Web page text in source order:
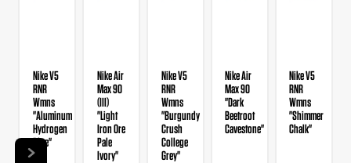
Nike V5
RNR
Wmns
"Aluminum
Hydrogen
Blue"
Nike Air
Max 90
(III)
"Light
Iron Ore
Pale
Ivory"
Nike V5
RNR
Wmns
"Burgundy
Crush
College
Grey"
Nike Air
Max 90
"Dark
Beetroot
Cavestone"
Nike V5
RNR
Wmns
"Shimmer
Chalk"